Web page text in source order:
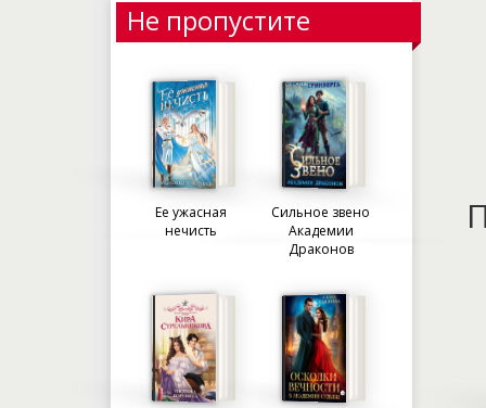
Не пропустите
Ее ужасная
нечисть
Сильное звено
Академии
Драконов